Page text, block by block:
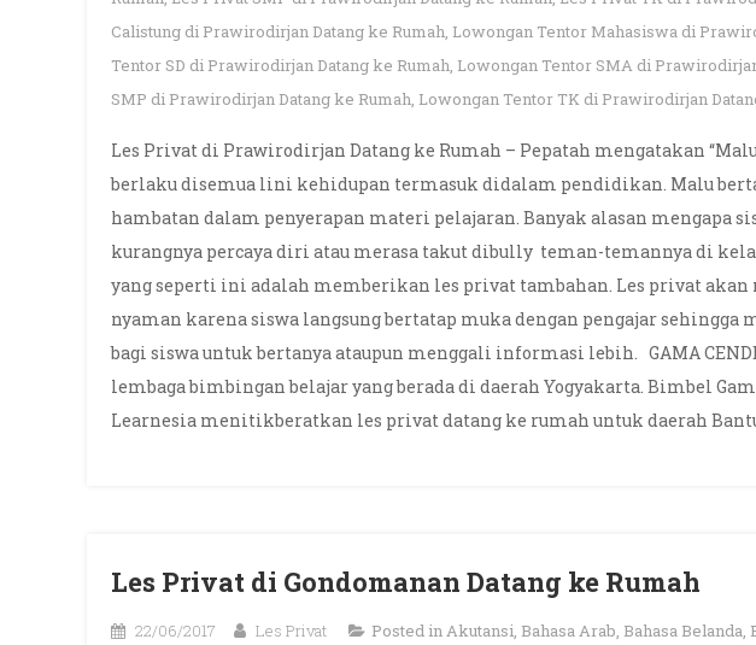
Calistung di Prawirodirjan Datang ke Rumah, Lowongan Tentor Mahasiswa di
Tentor SD di Prawirodirjan Datang ke Rumah, Lowongan Tentor SMA di
SMP di Prawirodirjan Datang ke Rumah, Lowongan Tentor TK di Prawirodirjan
Les Privat di Prawirodirjan Datang ke Rumah – Pepatah mengatakan
berlaku disemua lini kehidupan termasuk didalam pendidikan. Malu
hambatan dalam penyerapan materi pelajaran. Banyak alasan mengapa
kurangnya percaya diri atau merasa takut dibully teman-temannya di
yang seperti ini adalah memberikan les privat tambahan. Les privat
nyaman karena siswa langsung bertatap muka dengan pengajar
bagi siswa untuk bertanya ataupun menggali informasi lebih. GAMA
lembaga bimbingan belajar yang berada di daerah Yogyakarta. Bimbel
Learnesia menitikberatkan les privat datang ke rumah untuk daerah
Les Privat di Gondomanan Datang ke Rumah
22/06/2017 Les Privat Posted inAkutansi, Bahasa Arab, Bahasa Belanda,